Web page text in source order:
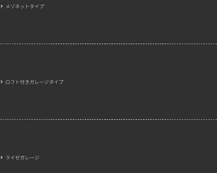
メゾネットタイプ
ロフト付きガレージタイプ
ライゼガレージ